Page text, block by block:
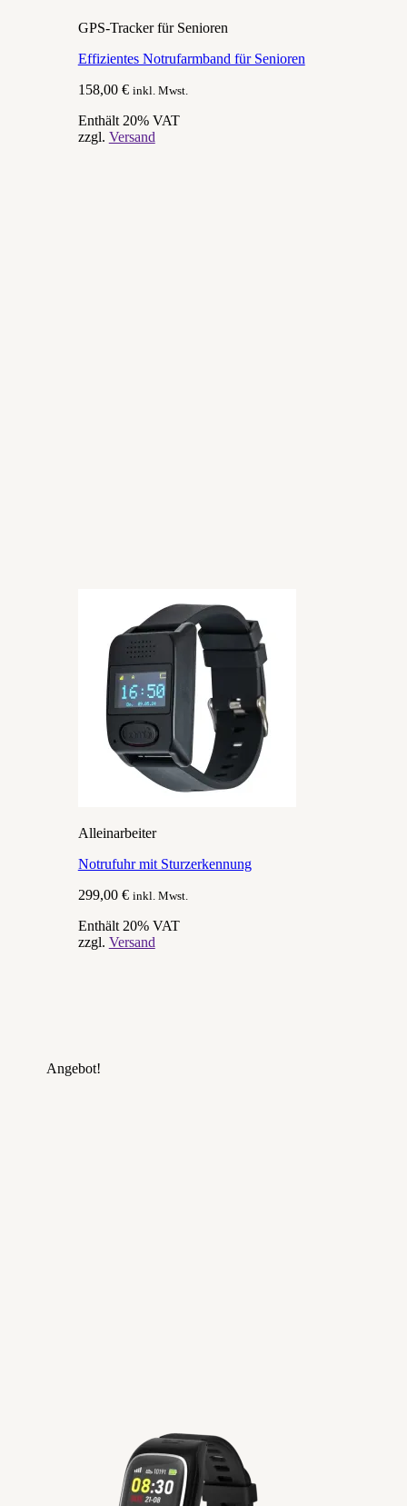
GPS-Tracker für Senioren
Effizientes Notrufarmband für Senioren
158,00 € inkl. Mwst.
Enthält 20% VAT
zzgl. Versand
Alleinarbeiter
Notrufuhr mit Sturzerkennung
299,00 € inkl. Mwst.
Enthält 20% VAT
zzgl. Versand
Angebot!